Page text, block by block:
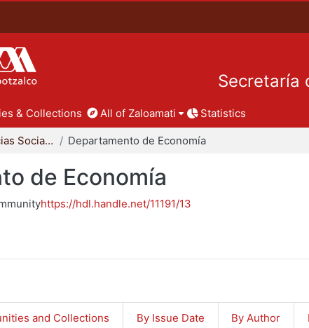
Secretaría
& Collections All of Zaloamati Statistics
División de Ciencias Sociales y Humanidades Departamento de Economía
de Economía
https://hdl.handle.net/11191/13
and Collections By Issue Date By Author